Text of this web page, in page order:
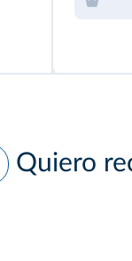
Quiero